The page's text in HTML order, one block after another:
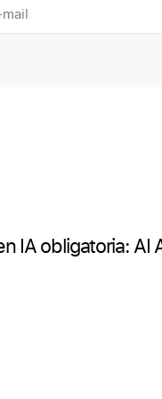
IA obligatoria: AI